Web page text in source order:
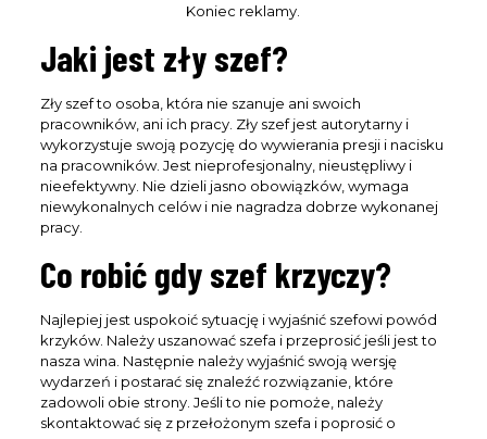
Koniec reklamy.
Jaki jest zły szef?
Zły szef to osoba, która nie szanuje ani swoich
pracowników, ani ich pracy. Zły szef jest autorytarny i
wykorzystuje swoją pozycję do wywierania presji i nacisku
na pracowników. Jest nieprofesjonalny, nieustępliwy i
nieefektywny. Nie dzieli jasno obowiązków, wymaga
niewykonalnych celów i nie nagradza dobrze wykonanej
pracy.
Co robić gdy szef krzyczy?
Najlepiej jest uspokoić sytuację i wyjaśnić szefowi powód
krzyków. Należy uszanować szefa i przeprosić jeśli jest to
nasza wina. Następnie należy wyjaśnić swoją wersję
wydarzeń i postarać się znaleźć rozwiązanie, które
zadowoli obie strony. Jeśli to nie pomoże, należy
skontaktować się z przełożonym szefa i poprosić o